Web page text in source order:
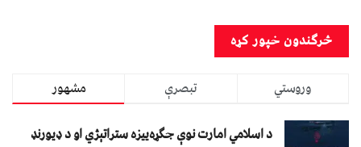
مشهور تبصرې
وروستي
د اسلامي امارت نوې جګړه‌ییزه ستراتېژي او د ډیورنډ